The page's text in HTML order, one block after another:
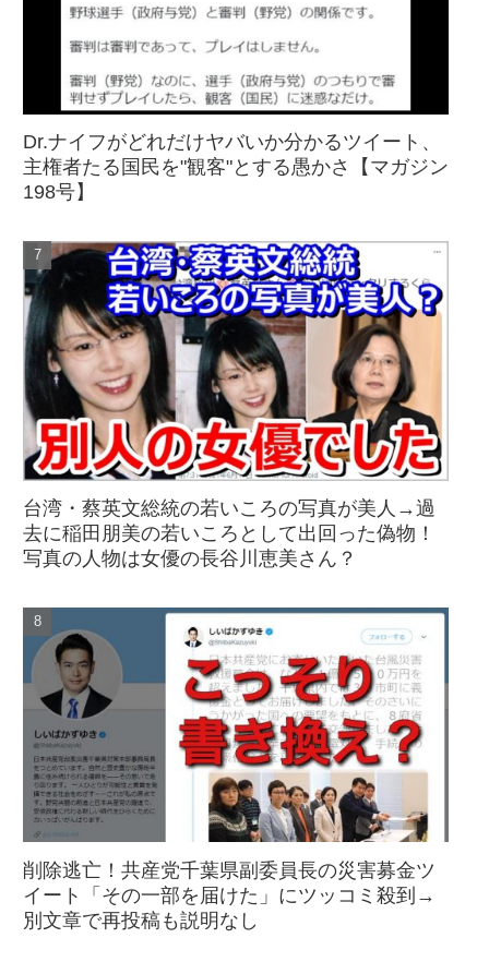
Dr.ナイフがどれだけヤバいか分かるツイート、
主権者たる国民を"観客"とする愚かさ【マガジン
198号】
台湾・蔡英文総統の若いころの写真が美人→過
去に稲田朋美の若いころとして出回った偽物！
写真の人物は女優の長谷川恵美さん？
削除逃亡！共産党千葉県副委員長の災害募金ツ
イート「その一部を届けた」にツッコミ殺到→
別文章で再投稿も説明なし